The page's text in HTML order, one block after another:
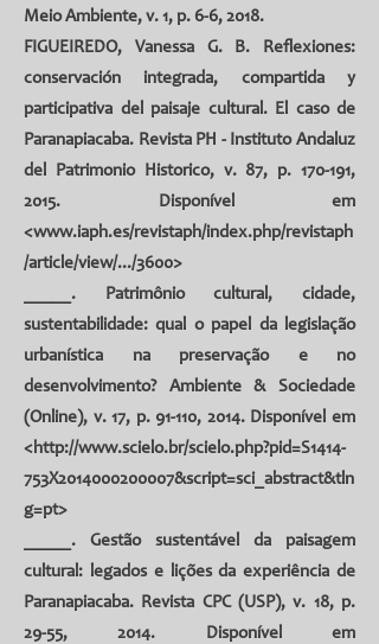
Meio Ambiente, v. 1, p. 6-6, 2018.
FIGUEIREDO, Vanessa G. B. Reflexiones:
conservación integrada, compartida y
participativa del paisaje cultural. El caso de
Paranapiacaba. Revista PH - Instituto Andaluz
del Patrimonio Historico, v. 87, p. 170-191,
2015. Disponível em
<www.iaph.es/revistaph/index.php/revistaph
/article/view/.../3600>
_____. Patrimônio cultural, cidade,
sustentabilidade: qual o papel da legislação
urbanística na preservação e no
desenvolvimento? Ambiente & Sociedade
(Online), v. 17, p. 91-110, 2014. Disponível em
<http://www.scielo.br/scielo.php?pid=S1414-
753X2014000200007&script=sci_abstract&tln
g=pt>
_____. Gestão sustentável da paisagem
cultural: legados e lições da experiência de
Paranapiacaba. Revista CPC (USP), v. 18, p.
29-55, 2014. Disponível em